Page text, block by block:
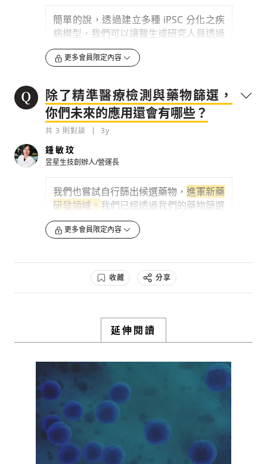
簡單的說，透過建立多種 iPSC 分化之疾
病模型，我們可以讓醫生或研究人員透過
從病人細胞分化的 iPSC 細胞，觀察到藥
物最接近人體真實的反應與效果。
抗體藥物新藥公司，還是檢測醫材公司，
透過昱星的檢測平台，都可以蒐集到齊全
測試資料，縮短篩選候選藥物，或臨床試
驗時間。
以心律不整的病患舉例，若 iPSC 的主體
是從他身上取得，再重新分化為心肌細
的病徵，醫生就可以依據這個病徵進行大
規模的藥物篩選，找出合適病患的藥物。
若是研發藥物的藥廠，就可以藉此從化合
物的資料庫（library）篩選可立即修正
發。再以癌症用藥為例...
0 3y
NGS 檢測是先分析個別病患的基因，再比對資
料庫中的標靶用藥，再參考已經公開的醫學臨
床研究文獻裡面的
更多會員限定內容
除了精準醫療檢測與藥物篩選，
你們未來的應用還會有哪些？
共 3 則對談 3y
鍾敏玟
昱星生技創辦人/營運長
我們也嘗試自行篩出候選藥物， 進軍新藥
研發領域。我們已經透過我們的藥物篩選
平台，希望從老藥中篩選新療法。
定的有心臟與心血管、器官纖維化、神經
來抑制或延緩肺部與腎臟纖維化的老藥，
經過昱星細胞光學影像平台測試，證實可
以阻斷肺臟、腎臟與心臟的纖維化路徑，
象進一步的研究開發。
除了化學藥外，昱星針對抗新冠病毒藥物
開發，也與高醫天然藥庫暨高通量篩選核
心合作，正在進行中草藥的資料庫篩選，
已找到多個天然萃取物有阻斷新冠病毒的
功效
，將進一步篩選有效成份。
更多會員限定內容
收藏 分享
延伸閱讀